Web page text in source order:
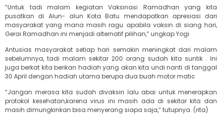
“Untuk tadi malam kegiatan Vaksinasi Ramadhan yang kita
pusatkan di Alun- alun Kota Batu mendapatkan apresiasi dari
masyarakat yang mana masih ragu apabila vaksin di siang hari,
Gerai Ramadhan ini menjadi alternatif pilihan,” ungkap Yogi
Antusias masyarakat setiap hari semakin meningkat dari malam
sebelumnya, tadi malam sekitar 200 orang sudah kita suntik . Ini
juga berkat kita berikan hadiah yang akan kita undi nanti di tanggal
30 April dengan hadiah utama berupa dua buah motor matic
“Jangan merasa kita sudah divaksin lalu abai untuk menerapkan
protokol kesehatan,karena virus ini masih ada di sekitar kita dan
masih dimungkinkan bisa menyerang siapa saja,” tutupnya. (rita)